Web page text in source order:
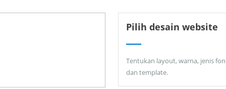
Pilih desain website
Tentukan layout, warna, jenis
dan template.